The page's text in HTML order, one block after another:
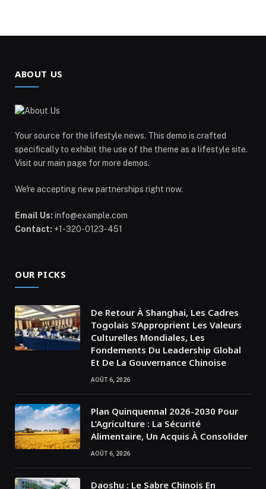
ABOUT US
Your source for the lifestyle news. This demo is crafted
specifically to exhibit the use of the theme as a lifestyle site.
Visit our main page for more demos.
We're accepting new partnerships right now.
Email Us: info@example.com
Contact: +1-320-0123-451
OUR PICKS
De Retour À Shanghai, Les Cadres
Togolais S’Approprient Les Valeurs
Culturelles Mondiales, Les
Fondements Du Leadership Global
Et De La Gouvernance Chinoise
AOÛT 6, 2026
Plan Quinquennal 2026-2030 Pour
L’Agriculture : La Sécurité
Alimentaire, Un Acquis À Consolider
AOÛT 6, 2026
Daoshu : Le Sabre Chinois En